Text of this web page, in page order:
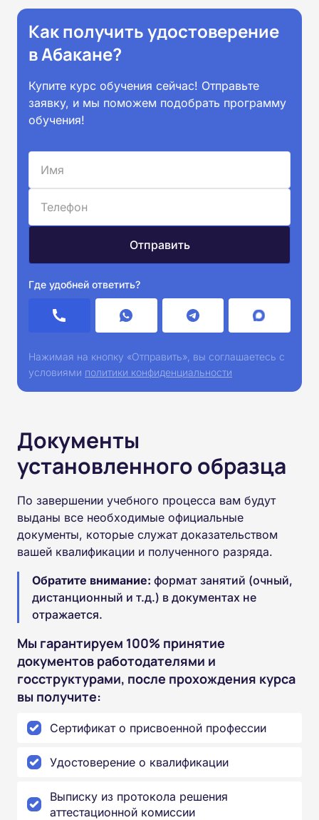
Как получить удостоверение
в Абакане?
Купите курс обучения сейчас! Отправьте
заявку, и мы поможем подобрать программу
обучения!
Где удобней ответить?
Нажимая на кнопку «Отправить», вы соглашаетесь с
условиями политики конфиденциальности
Документы
установленного образца
По завершении учебного процесса вам будут
выданы все необходимые официальные
документы, которые служат доказательством
вашей квалификации и полученного разряда.
Обратите внимание: формат занятий (очный,
дистанционный и т.д.) в документах не
отражается.
Мы гарантируем 100% принятие
документов работодателями и
госструктурами, после прохождения курса
вы получите:
Сертификат о присвоенной профессии
Удостоверение о квалификации
Выписку из протокола решения
аттестационной комиссии